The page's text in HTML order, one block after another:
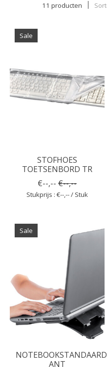
11 producten
Sale
STOFHOES
TOETSENBORD TR
€--,-- €--,--
Stukprijs : €--,-- / Stuk
Sale
NOTEBOOKSTANDAARD
ANT